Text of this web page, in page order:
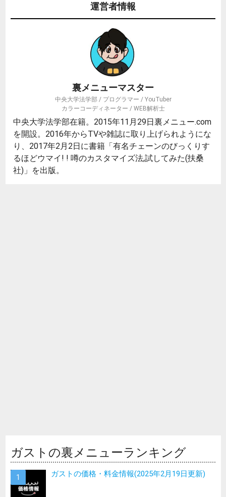
運営者情報
裏メニューマスター
中央大学法学部 / プログラマー / YouTuber
カラーコーディネーター / WEB解析士
中央大学法学部在籍。2015年11月29日裏メニュー.com
を開設。2016年からTVや雑誌に取り上げられようにな
り、2017年2月2日に書籍「有名チェーンのびっくりす
るほどウマイ! ! 噂のカスタマイズ法,試してみた(扶桑
社)」を出版。
ガストの裏メニューランキング
ガストの価格・料金情報(2025年2月19日更新)